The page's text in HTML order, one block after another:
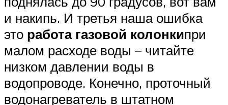
и накипь. И третья наша ошибка
это работа газовой колонкипри
малом расходе воды – читайте
низком давлении воды в
водопроводе. Конечно, проточный
водонагреватель в штатном